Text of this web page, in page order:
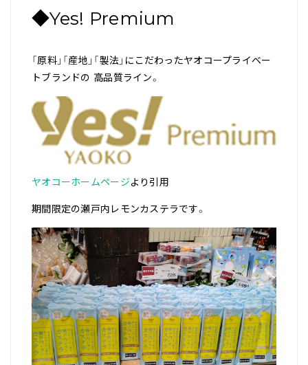
◆Yes! Premium
「原料」「産地」「製法」にこだわったヤオコープライベー
トブランドの 高品質ライン。
ヤオコーホームページより引用
期間限定の瀬戸内レモンカステラです。